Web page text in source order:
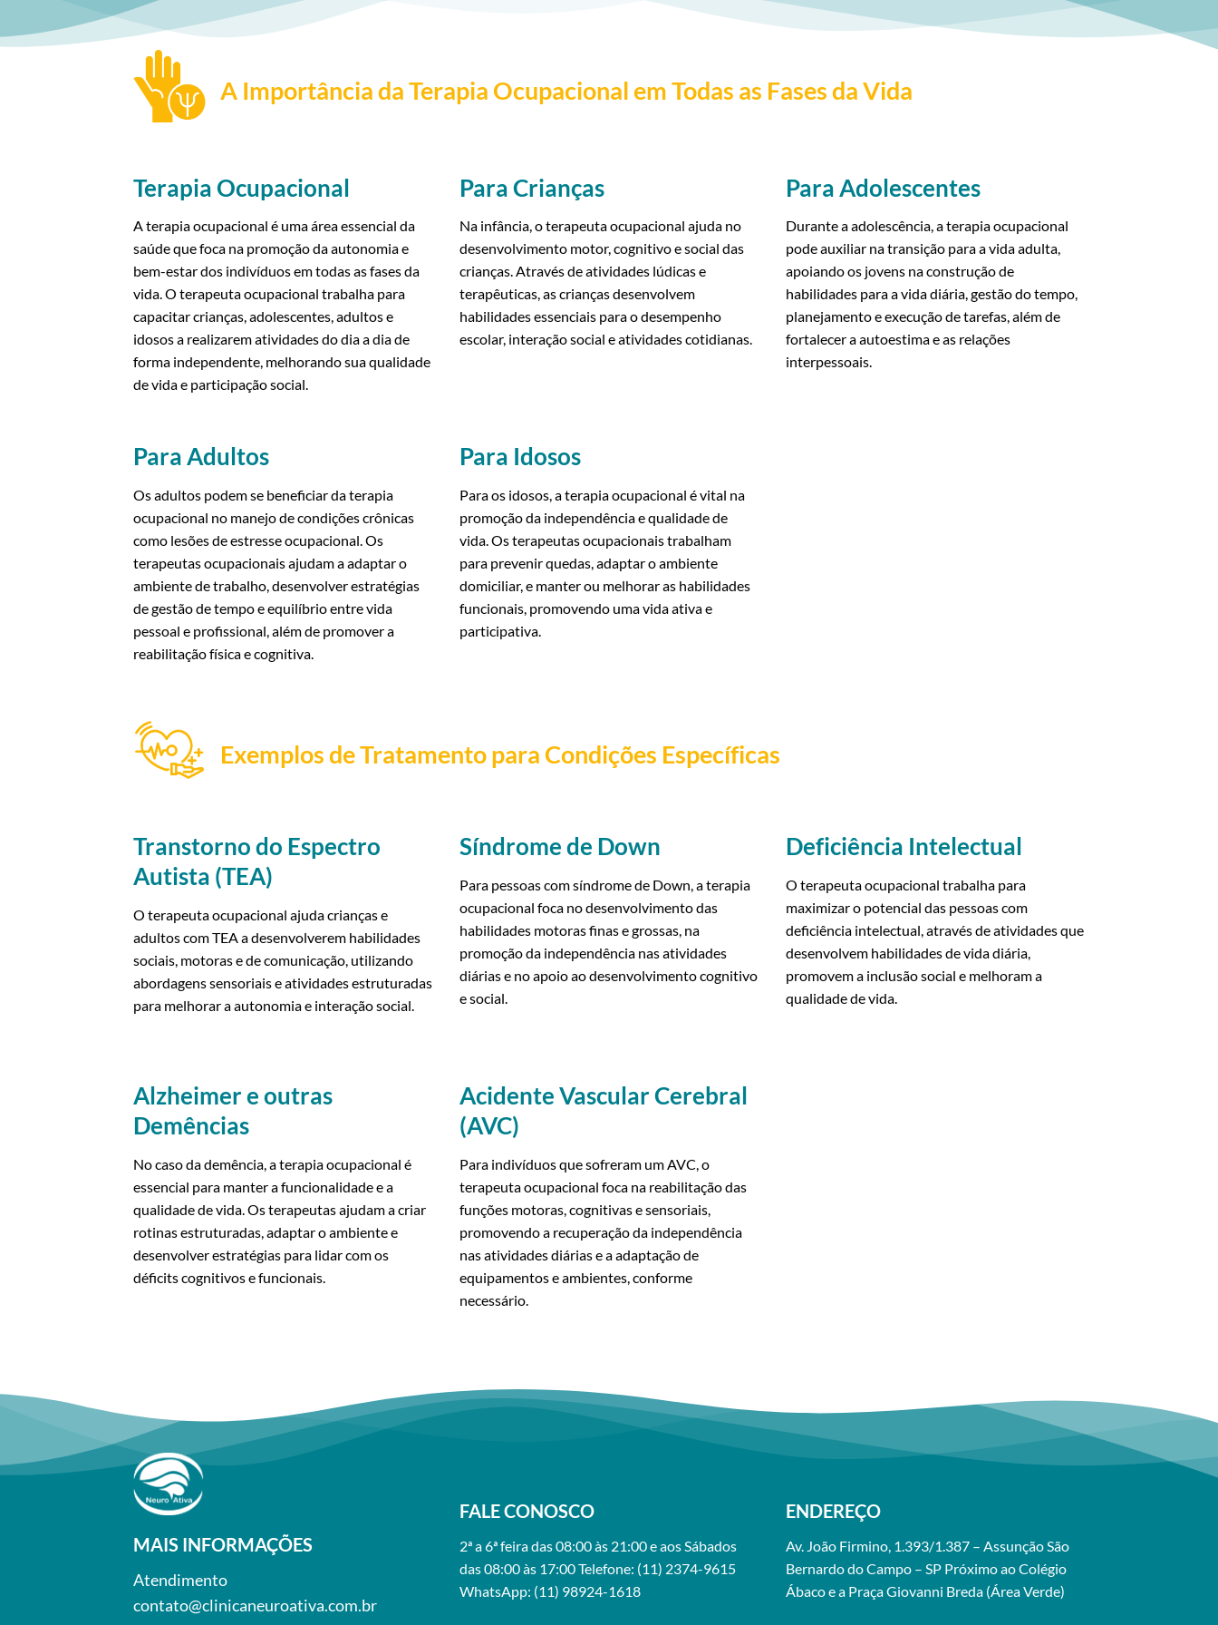
A Importância da Terapia Ocupacional em Todas as Fases da Vida
Terapia Ocupacional
A terapia ocupacional é uma área essencial da
saúde que foca na promoção da autonomia e
bem-estar dos indivíduos em todas as fases da
vida. O terapeuta ocupacional trabalha para
capacitar crianças, adolescentes, adultos e
idosos a realizarem atividades do dia a dia de
forma independente, melhorando sua qualidade
de vida e participação social.
Para Crianças
Na infância, o terapeuta ocupacional ajuda no
desenvolvimento motor, cognitivo e social das
crianças. Através de atividades lúdicas e
terapêuticas, as crianças desenvolvem
habilidades essenciais para o desempenho
escolar, interação social e atividades cotidianas.
Para Adolescentes
Durante a adolescência, a terapia ocupacional
pode auxiliar na transição para a vida adulta,
apoiando os jovens na construção de
habilidades para a vida diária, gestão do tempo,
planejamento e execução de tarefas, além de
fortalecer a autoestima e as relações
interpessoais.
Para Adultos
Os adultos podem se beneficiar da terapia
ocupacional no manejo de condições crônicas
como lesões de estresse ocupacional. Os
terapeutas ocupacionais ajudam a adaptar o
ambiente de trabalho, desenvolver estratégias
de gestão de tempo e equilíbrio entre vida
pessoal e profissional, além de promover a
reabilitação física e cognitiva.
Para Idosos
Para os idosos, a terapia ocupacional é vital na
promoção da independência e qualidade de
vida. Os terapeutas ocupacionais trabalham
para prevenir quedas, adaptar o ambiente
domiciliar, e manter ou melhorar as habilidades
funcionais, promovendo uma vida ativa e
participativa.
Exemplos de Tratamento para Condições Específicas
Transtorno do Espectro
Autista (TEA)
O terapeuta ocupacional ajuda crianças e
adultos com TEA a desenvolverem habilidades
sociais, motoras e de comunicação, utilizando
abordagens sensoriais e atividades estruturadas
para melhorar a autonomia e interação social.
Síndrome de Down
Para pessoas com síndrome de Down, a terapia
ocupacional foca no desenvolvimento das
habilidades motoras finas e grossas, na
promoção da independência nas atividades
diárias e no apoio ao desenvolvimento cognitivo
e social.
Deficiência Intelectual
O terapeuta ocupacional trabalha para
maximizar o potencial das pessoas com
deficiência intelectual, através de atividades que
desenvolvem habilidades de vida diária,
promovem a inclusão social e melhoram a
qualidade de vida.
Alzheimer e outras
Demências
No caso da demência, a terapia ocupacional é
essencial para manter a funcionalidade e a
qualidade de vida. Os terapeutas ajudam a criar
rotinas estruturadas, adaptar o ambiente e
desenvolver estratégias para lidar com os
déficits cognitivos e funcionais.
Acidente Vascular Cerebral
(AVC)
Para indivíduos que sofreram um AVC, o
terapeuta ocupacional foca na reabilitação das
funções motoras, cognitivas e sensoriais,
promovendo a recuperação da independência
nas atividades diárias e a adaptação de
equipamentos e ambientes, conforme
necessário.
MAIS INFORMAÇÕES
Atendimento
contato@clinicaneuroativa.com.br
FALE CONOSCO
2ª a 6ª feira das 08:00 às 21:00 e aos Sábados
das 08:00 às 17:00 Telefone: (11) 2374-9615
WhatsApp: (11) 98924-1618
ENDEREÇO
Av. João Firmino, 1.393/1.387 – Assunção São
Bernardo do Campo – SP Próximo ao Colégio
Ábaco e a Praça Giovanni Breda (Área Verde)